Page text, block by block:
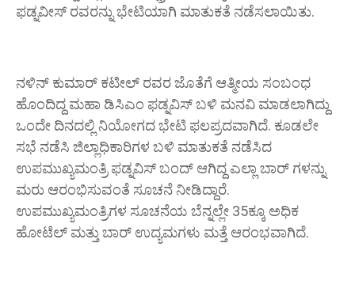
ಫಡ್ನವೀಸ್ ರವರನ್ನು ಭೇಟಿಯಾಗಿ ಮಾತುಕತೆ ನಡೆಸಲಾಯಿತು.
ನಳಿನ್ ಕುಮಾರ್ ಕಟೀಲ್ ರವರ ಜೊತೆಗೆ ಆತ್ಮೀಯ ಸಂಬಂಧ
ಹೊಂದಿದ್ದ ಮಹಾ ಡಿಸಿಎಂ ಫಡ್ನವಿಸ್ ಬಳಿ ಮನವಿ ಮಾಡಲಾಗಿದ್ದು
ಒಂದೇ ದಿನದಲ್ಲಿ ನಿಯೋಗದ ಭೇಟಿ ಫಲಪ್ರದವಾಗಿದೆ. ಕೂಡಲೇ
ಸಭೆ ನಡೆಸಿ ಜಿಲ್ಲಾಧಿಕಾರಿಗಳ ಬಳಿ ಮಾತುಕತೆ ನಡೆಸಿದ
ಉಪಮುಖ್ಯಮಂತ್ರಿ ಫಡ್ನವಿಸ್ ಬಂದ್ ಆಗಿದ್ದ ಎಲ್ಲಾ ಬಾರ್ ಗಳನ್ನು
ಮರು ಆರಂಭಿಸುವಂತೆ ಸೂಚನೆ ನೀಡಿದ್ದಾರೆ.
ಉಪಮುಖ್ಯಮಂತ್ರಿಗಳ ಸೂಚನೆಯ ಬೆನ್ನಲ್ಲೇ 35ಕ್ಕೂ ಅಧಿಕ
ಹೋಟೆಲ್ ಮತ್ತು ಬಾರ್ ಉದ್ಯಮಗಳು ಮತ್ತೆ ಆರಂಭವಾಗಿದೆ.